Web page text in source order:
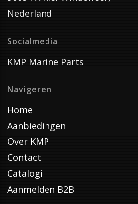
Nederland
Socialmedia
KMP Marine Parts
Navigeren
Home
Aanbiedingen
Over KMP
Contact
Catalogi
Aanmelden B2B